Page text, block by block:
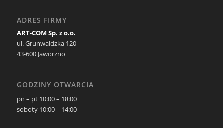
ADRES FIRMY
ART-COM Sp. z o.o.
ul. Grunwaldzka 120
43-600 Jaworzno
GODZINY OTWARCIA
pn – pt 10:00 – 18:00
soboty 10:00 – 14:00